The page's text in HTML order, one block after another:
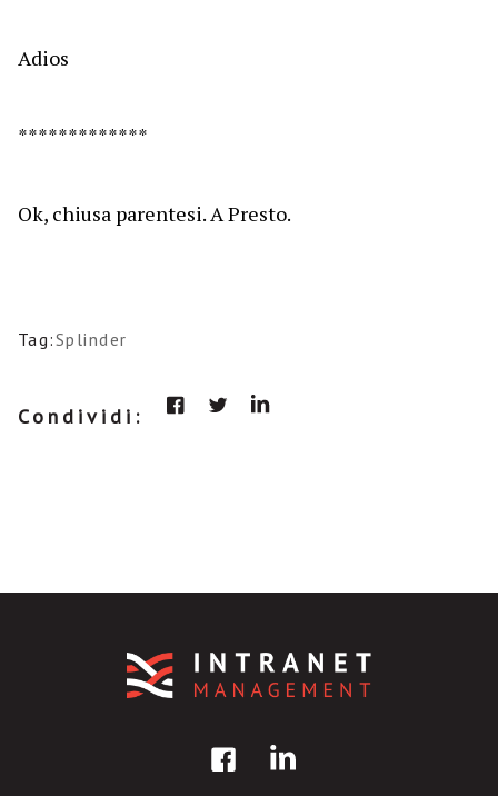
Adios
*************
Ok, chiusa parentesi. A Presto.
Tag:Splinder
Condividi: